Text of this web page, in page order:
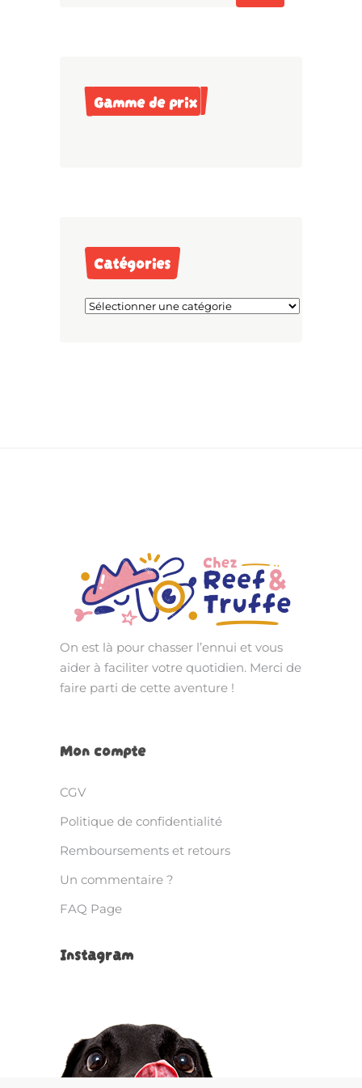
Gamme de prix
Catégories
On est là pour chasser l’ennui et vous
aider à faciliter votre quotidien. Merci de
faire parti de cette aventure !
Mon compte
CGV
Politique de confidentialité
Remboursements et retours
Un commentaire ?
FAQ Page
Instagram